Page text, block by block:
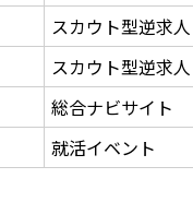
スカウト型逆求人
スカウト型逆求人
総合ナビサイト
就活イベント